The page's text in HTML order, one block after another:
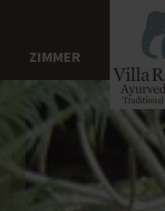
ZIMMER